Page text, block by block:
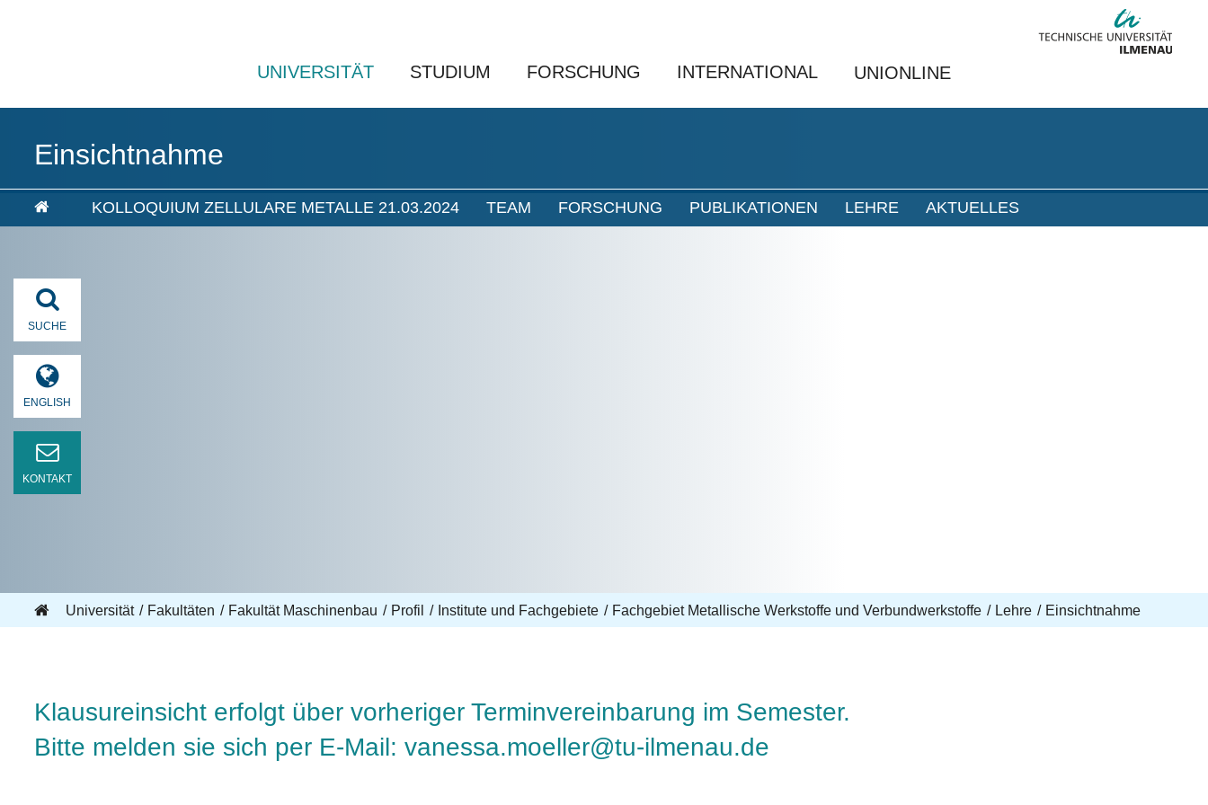
UNIVERSITÄT STUDIUM FORSCHUNG INTERNATIONAL UNIONLINE
Einsichtnahme
KOLLOQUIUM ZELLULARE METALLE 21.03.2024 TEAM FORSCHUNG PUBLIKATIONEN LEHRE AKTUELLES
SUCHE
ENGLISH
KONTAKT
Universität Fakultäten Fakultät Maschinenbau Profil Institute und Fachgebiete Fachgebiet Metallische Werkstoffe und Verbundwerkstoffe Lehre Einsichtnahme
Klausureinsicht erfolgt über vorheriger Terminvereinbarung im Semester.
Bitte melden sie sich per E-Mail: vanessa.moeller@tu-ilmenau.de